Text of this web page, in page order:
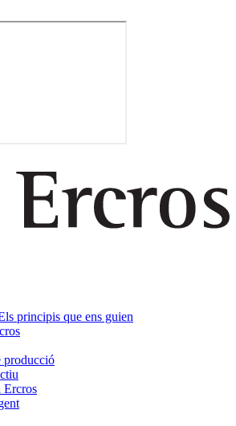
principis que ens guien
producció
Ercros